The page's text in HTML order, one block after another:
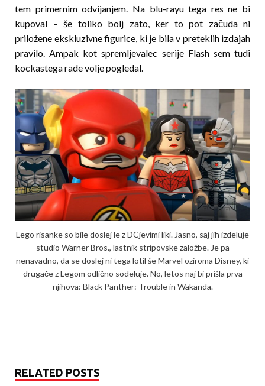
tem primernim odvijanjem. Na blu-rayu tega res ne bi
kupoval – še toliko bolj zato, ker to pot začuda ni
priložene ekskluzivne figurice, ki je bila v preteklih izdajah
pravilo. Ampak kot spremljevalec serije Flash sem tudi
kockastega rade volje pogledal.
Lego risanke so bile doslej le z DCjevimi liki. Jasno, saj jih izdeluje
studio Warner Bros., lastnik stripovske založbe. Je pa
nenavadno, da se doslej ni tega lotil še Marvel oziroma Disney, ki
drugače z Legom odlično sodeluje. No, letos naj bi prišla prva
njihova: Black Panther: Trouble in Wakanda.
RELATED POSTS